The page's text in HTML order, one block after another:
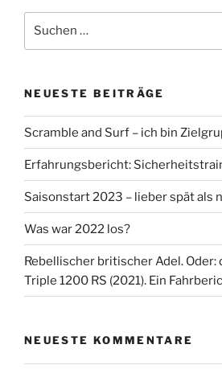
nach:
NEUESTE BEITRÄGE
Scramble and Surf – ich bin
Erfahrungsbericht:
Saisonstart 2023 – lieber spät als
Was war 2022 los?
Rebellischer britischer Adel. Oder:
Triple 1200 RS (2021). Ein
NEUESTE KOMMENTARE